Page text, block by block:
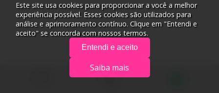
Este site usa cookies para proporcionar a você a melhor
experiência possível. Esses cookies são utilizados para
análise e aprimoramento contínuo. Clique em "Entendi e
aceito" se concorda com nossos termos.
Entendi e aceito
Saiba mais